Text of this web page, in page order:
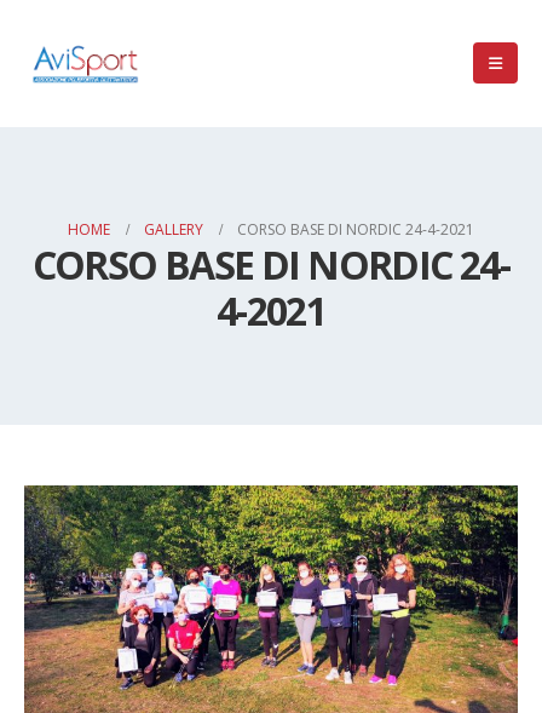
HOME GALLERY CORSO BASE DI NORDIC 24-4-2021
CORSO BASE DI NORDIC 24-
4-2021